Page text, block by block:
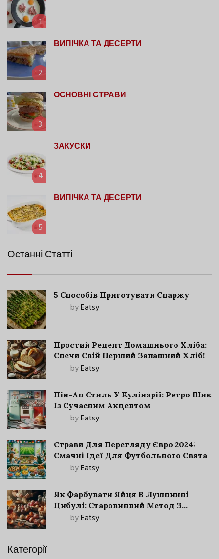
1
2
ВИПІЧКА ТА ДЕСЕРТИ
3
ОСНОВНІ СТРАВИ
4
ЗАКУСКИ
5
ВИПІЧКА ТА ДЕСЕРТИ
Останні Статті
5 Способів Приготувати Спаржу
byEatsy
Простий Рецепт Домашнього Хліба:
Спечи Свій Перший Запашний Хліб!
byEatsy
Пін-Ап Стиль У Кулінарії: Ретро Шик
Із Сучасним Акцентом
byEatsy
Страви Для Перегляду Євро 2024:
Смачні Ідеї Для Футбольного Свята
byEatsy
Як Фарбувати Яйця В Лушпинні
Цибулі: Старовинний Метод З
Сучасними Нюансами
byEatsy
Категорії